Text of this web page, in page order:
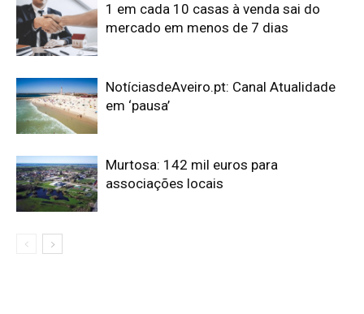
1 em cada 10 casas à venda sai do
mercado em menos de 7 dias
NotíciasdeAveiro.pt: Canal Atualidade
em ‘pausa’
Murtosa: 142 mil euros para
associações locais